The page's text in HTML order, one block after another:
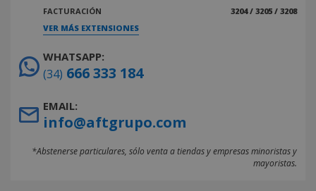
FACTURACIÓN
3204 / 3205 / 3208
VER MÁS EXTENSIONES
WHATSAPP:
(34) 666 333 184
EMAIL:
info@aftgrupo.com
*Abstenerse particulares, sólo venta a tiendas y empresas minoristas y
mayoristas.